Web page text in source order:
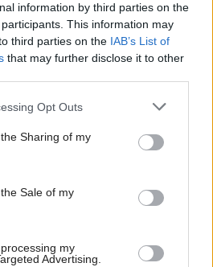
information by third parties on the
participants. This information may
third parties on the IAB’s List of
that may further disclose it to other
app uses one or more Google
usage behaviour. You may click to
Google and its third-party tags to
purposes in below Google
Opt Outs
Sharing of my
Sale of my
my
Advertising.
koša silný zápach?
zbaviť sa ho